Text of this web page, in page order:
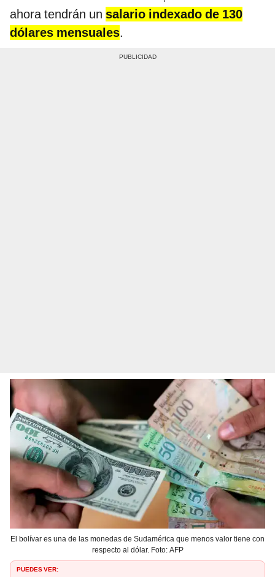
ahora tendrán un salario indexado de 130
dólares mensuales.
El bolívar es una de las monedas de Sudamérica que menos valor tiene con
respecto al dólar. Foto: AFP
PUEDES VER: